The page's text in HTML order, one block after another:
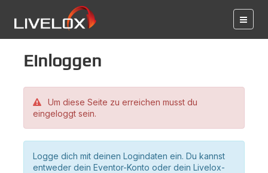
Einloggen
Um diese Seite zu erreichen musst du
eingeloggt sein.
Logge dich mit deinen Logindaten ein. Du kannst
entweder dein Eventor-Konto oder dein Livelox-